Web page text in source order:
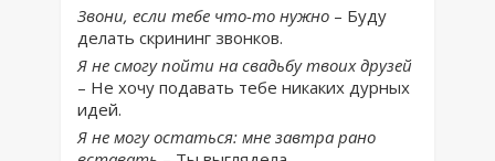
Звони, если тебе что-то нужно – Буду
делать скрининг звонков.
Я не смогу пойти на свадьбу твоих друзей
– Не хочу подавать тебе никаких дурных
идей.
Я не могу остаться: мне завтра рано